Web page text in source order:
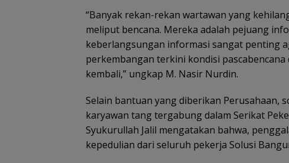
“Banyak rekan-rekan wartawan yang
meliput bencana. Mereka adalah pejuang
keberlangsungan informasi sangat penting
perkembangan terkini kondisi
kembali,” ungkap M. Nasir Nurdin.
Selain bantuan yang diberikan Perusahaan,
karyawan tang tergabung dalam Serikat
Syukurullah Jalil mengatakan bahwa,
kepedulian dari seluruh pekerja Solusi